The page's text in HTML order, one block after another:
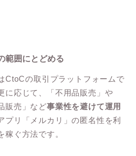
範囲にとどめる
CtoCの取引プラットフォームで
に応じて、「不用品販売」や
販売」など事業性を避けて運用
プリ「メルカリ」の匿名性を利
稼ぐ方法です。